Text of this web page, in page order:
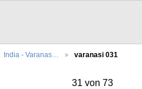
India - Varanas… varanasi 031
31 von 73